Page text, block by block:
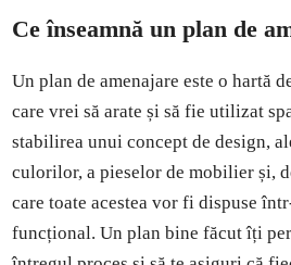
Ce înseamnă un plan de
Un plan de amenajare este o hartă
care vrei să arate și să fie utilizat
stabilirea unui concept de design,
culorilor, a pieselor de mobilier și,
care toate acestea vor fi dispuse
funcțional. Un plan bine făcut îți